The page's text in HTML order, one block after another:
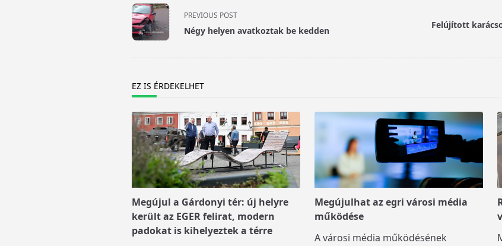
<span
class="nav-
subtitle
text">Page</span>
PREVIOUS POST
Négy helyen avatkoztak be kedden
Felújított
EZ IS ÉRDEKELHET
Megújul a Gárdonyi tér: új helyre
került az EGER felirat, modern
padokat is kihelyeztek a térre
Megújulhat az egri városi média
működése
A városi média működésének